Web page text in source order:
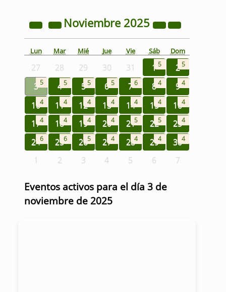
Noviembre 2025
Lun Mar Mié Jue Vie Sáb Dom
27 28 29 30 31 15 25
35 45 55 6 5 76 84 94
104 114 124 134 144 154 164
174 184 194 204 215 225 234
246 256 265 274 284 294 304
1 2 3 4 5 6 7
Eventos activos para el día 3 de
noviembre de 2025